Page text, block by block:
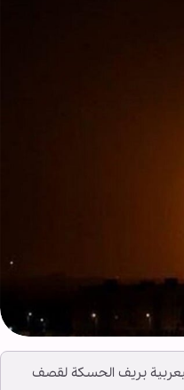
بريف الحسكة لقصف